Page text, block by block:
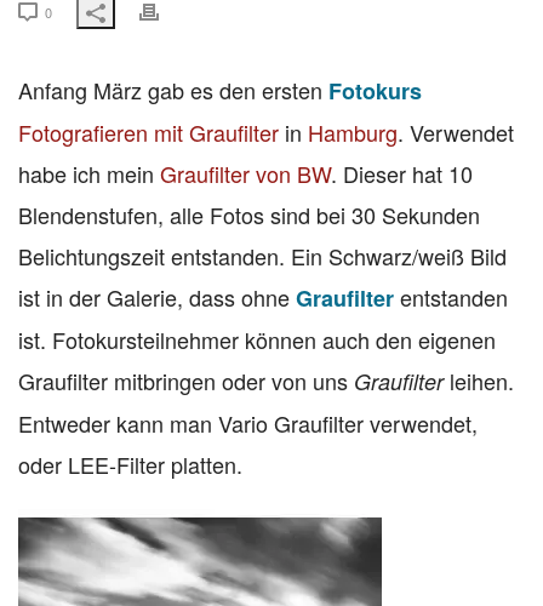
0
Anfang März gab es den ersten Fotokurs
Fotografieren mit Graufilter in Hamburg. Verwendet
habe ich mein Graufilter von BW. Dieser hat 10
Blendenstufen, alle Fotos sind bei 30 Sekunden
Belichtungszeit entstanden. Ein Schwarz/weiß Bild
ist in der Galerie, dass ohneGraufilterentstanden
ist. Fotokursteilnehmer können auch den eigenen
Graufilter mitbringen oder von uns Graufilterleihen.
Entweder kann man Vario Graufilter verwendet,
oder LEE-Filter platten.